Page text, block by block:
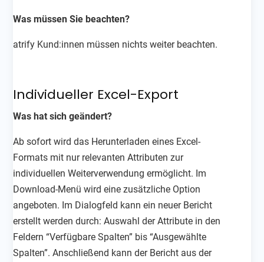
Was müssen Sie beachten?
atrify Kund:innen müssen nichts weiter beachten.
Individueller Excel-Export
Was hat sich geändert?
Ab sofort wird das Herunterladen eines Excel-
Formats mit nur relevanten Attributen zur
individuellen Weiterverwendung ermöglicht. Im
Download-Menü wird eine zusätzliche Option
angeboten. Im Dialogfeld kann ein neuer Bericht
erstellt werden durch: Auswahl der Attribute in den
Feldern “Verfügbare Spalten” bis “Ausgewählte
Spalten”.Anschließend kann der Bericht aus der